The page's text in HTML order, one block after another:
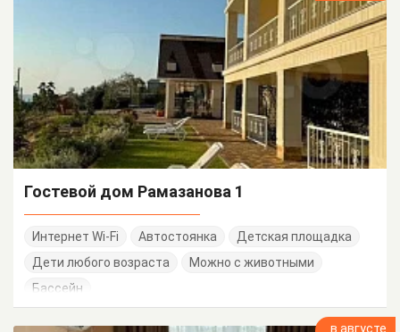
Гостевой дом Рамазанова 1
Интернет Wi-Fi Автостоянка
Детская площадка
Дети любого возраста
Можно с животными
Бассейн
в августе